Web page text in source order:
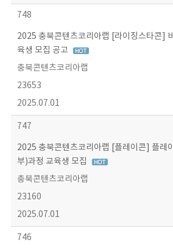
748
2025 충북콘텐츠코리아랩 [라이징스타콘]
육생 모집 공고
충북콘텐츠코리아랩
23653
2025.07.01
747
2025 충북콘텐츠코리아랩 [플레이콘] 플레
부)과정 교육생 모집
충북콘텐츠코리아랩
23160
2025.07.01
746